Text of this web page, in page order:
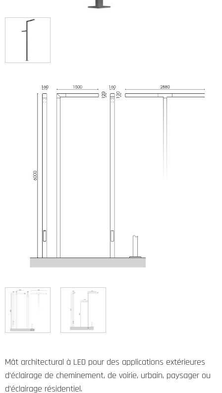
Mât architectural à LED pour des applications extérieures
d’éclairage de cheminement, de voirie, urbain, paysager ou
d’éclairage résidentiel.